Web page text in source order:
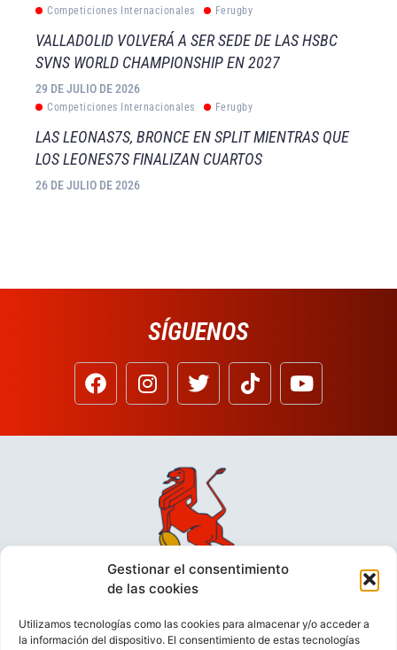
Gestionar el consentimiento
de las cookies
Utilizamos tecnologías como las cookies para almacenar y/o acceder a
la información del dispositivo. El consentimiento de estas tecnologías
Competiciones Internacionales Ferugby
VALLADOLID VOLVERÁ A SER SEDE DE LAS HSBC
SVNS WORLD CHAMPIONSHIP EN 2027
29 DE JULIO DE 2026
Competiciones Internacionales Ferugby
LAS LEONAS7S, BRONCE EN SPLIT MIENTRAS QUE
LOS LEONES7S FINALIZAN CUARTOS
26 DE JULIO DE 2026
SÍGUENOS